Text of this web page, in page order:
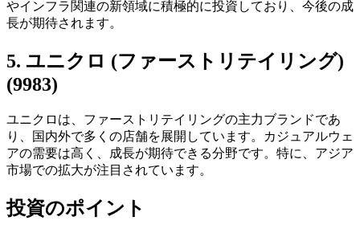
やインフラ関連の新領域に積極的に投資しており、今後の成
長が期待されます。
5. ユニクロ (ファーストリテイリング)
(9983)
ユニクロは、ファーストリテイリングの主力ブランドであ
り、国内外で多くの店舗を展開しています。カジュアルウェ
アの需要は高く、成長が期待できる分野です。特に、アジア
市場での拡大が注目されています。
投資のポイント